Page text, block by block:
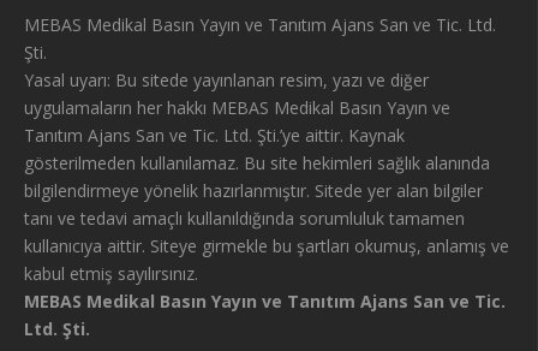
MEBAS Medikal Basın Yayın ve Tanıtım Ajans San ve Tic. Ltd.
Şti.
Yasal uyarı: Bu sitede yayınlanan resim, yazı ve diğer
uygulamaların her hakkı MEBAS Medikal Basın Yayın ve
Tanıtım Ajans San ve Tic. Ltd. Şti.’ye aittir. Kaynak
gösterilmeden kullanılamaz. Bu site hekimleri sağlık alanında
bilgilendirmeye yönelik hazırlanmıştır. Sitede yer alan bilgiler
tanı ve tedavi amaçlı kullanıldığında sorumluluk tamamen
kullanıcıya aittir. Siteye girmekle bu şartları okumuş, anlamış ve
kabul etmiş sayılırsınız.
MEBAS Medikal Basın Yayın ve Tanıtım Ajans San ve Tic.
Ltd. Şti.